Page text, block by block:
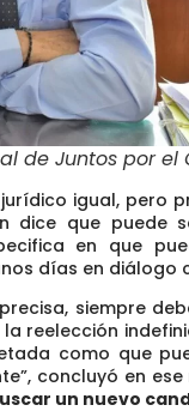
de Juntos por el
igual, pero
dice que puede
en que
días en diálogo
siempre
reelección
como que
concluyó en
un nuevo